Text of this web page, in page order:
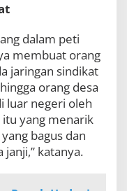
dalam peti
membuat orang
jaringan sindikat
orang desa
luar negeri oleh
yang menarik
bagus dan
janji,” katanya.